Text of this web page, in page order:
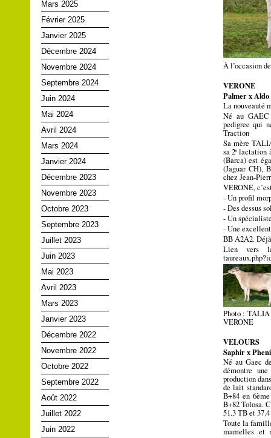
Mars 2025
Février 2025
Janvier 2025
Décembre 2024
Novembre 2024
Septembre 2024
Juin 2024
Mai 2024
Avril 2024
Mars 2024
Janvier 2024
Décembre 2023
Novembre 2023
Octobre 2023
Septembre 2023
Juillet 2023
Juin 2023
Mai 2023
Avril 2023
Mars 2023
Janvier 2023
Décembre 2022
Novembre 2022
Octobre 2022
Septembre 2022
Août 2022
Juillet 2022
Juin 2022
À l’occasion
VERONE
Palmer x
La nouveauté
Né au GAEC
pedigree qui
Traction
Sa mère
sa 2ᵉ lactation
(Barca) est
(Jaguar CH),
chez Jean-
VERONE,
-Un profil
-Des dessus
-Un
-Une
BB A2A2.
Lien vers la
Photo : TALIA
VERONE
VELOURS
Saphir x
Né au Gaec
démontre
production
de lait
B+84 en
B+82 Tolosa.
51.3 TB et
Toute la
mamelles et